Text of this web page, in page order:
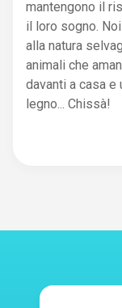
mantengono il
il loro sogno.
alla natura
animali che
davanti a casa e
legno... Chissà!